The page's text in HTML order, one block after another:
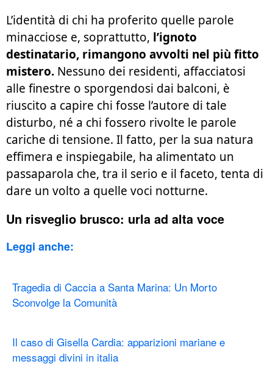
L’identità di chi ha proferito quelle parole
minacciose e, soprattutto, l’ignoto
destinatario, rimangono avvolti nel più fitto
mistero. Nessuno dei residenti, affacciatosi
alle finestre o sporgendosi dai balconi, è
riuscito a capire chi fosse l’autore di tale
disturbo, né a chi fossero rivolte le parole
cariche di tensione. Il fatto, per la sua natura
effimera e inspiegabile, ha alimentato un
passaparola che, tra il serio e il faceto, tenta di
dare un volto a quelle voci notturne.
Un risveglio brusco: urla ad alta voce
Leggi anche:
Tragedia di Caccia a Santa Marina: Un Morto
Sconvolge la Comunità
Il caso di Gisella Cardia: apparizioni mariane e
messaggi divini in italia